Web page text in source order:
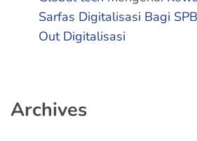
Sarfas Digitalisasi Bagi
Out Digitalisasi
Archives